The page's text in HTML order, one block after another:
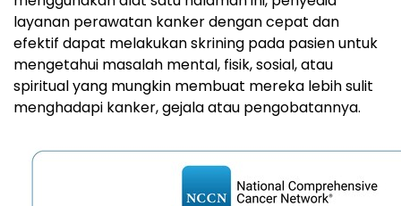
layanan perawatan kanker dengan cepat dan
efektif dapat melakukan skrining pada pasien untuk
mengetahui masalah mental, fisik, sosial, atau
spiritual yang mungkin membuat mereka lebih sulit
menghadapi kanker, gejala atau pengobatannya.